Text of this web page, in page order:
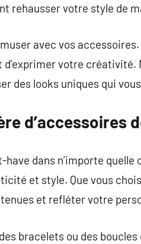
rehausser votre style de
avec vos
votre
des looks uniques qui
d’accessoires
dans n’importe
et style. Que vous
et refléter votre
bracelets ou des